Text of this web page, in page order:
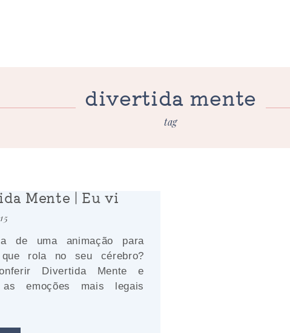
divertida mente
tag
Mente | Eu vi
de uma animação para
rola no seu cérebro?
Divertida Mente e
as emoções mais legais